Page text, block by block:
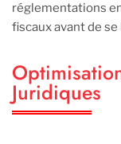
réglementations
fiscaux avant de
Juridiques